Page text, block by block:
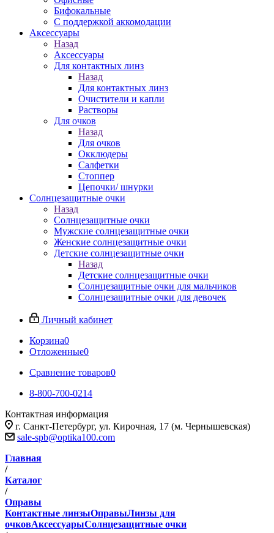
Бифокальные
С поддержкой аккомодации
Аксессуары
Назад
Аксессуары
Для контактных линз
Назад
Для контактных линз
Очистители и капли
Растворы
Для очков
Назад
Для очков
Окклюдеры
Салфетки
Стоппер
Цепочки/ шнурки
Солнцезащитные очки
Назад
Солнцезащитные очки
Мужские солнцезащитные очки
Женские солнцезащитные очки
Детские солнцезащитные очки
Назад
Детские солнцезащитные очки
Солнцезащитные очки для мальчиков
Солнцезащитные очки для девочек
Личный кабинет
Корзина0
Отложенные0
Сравнение товаров0
8-800-700-0214
Контактная информация
г. Санкт-Петербург, ул. Кирочная, 17 (м. Чернышевская)
sale-spb@optika100.com
Главная
/
Каталог
/
Оправы
Контактные линзыОправыЛинзы для
очковАксессуарыСолнцезащитные очки